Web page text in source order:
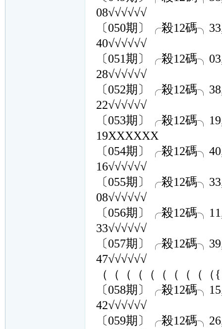
08√√√√√√
〔050期〕╭殺12碼
40√√√√√√
〔051期〕╭殺12碼
28√√√√√√
〔052期〕╭殺12碼
22√√√√√√
〔053期〕╭殺12碼
19XXXXXX
〔054期〕╭殺12碼
16√√√√√√
〔055期〕╭殺12碼
08√√√√√√
〔056期〕╭殺12碼
33√√√√√√
〔057期〕╭殺12碼
47√√√√√√
（（（（（（（（（
〔058期〕╭殺12碼
42√√√√√√
〔059期〕╭殺12碼